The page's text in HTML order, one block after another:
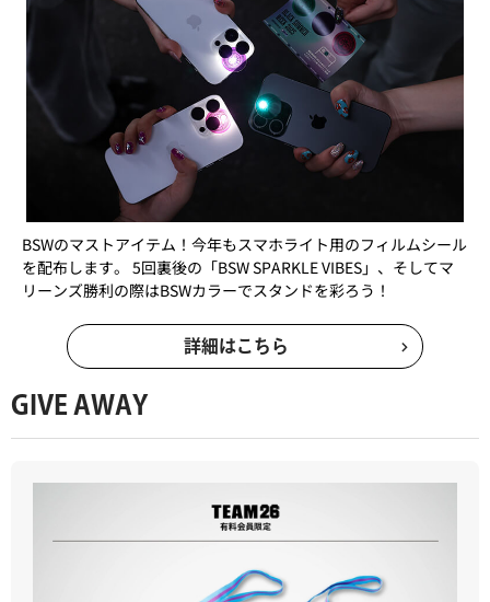
BSWのマストアイテム！今年もスマホライト用のフィルムシール
を配布します。 5回裏後の「BSW SPARKLE VIBES」、そしてマ
リーンズ勝利の際はBSWカラーでスタンドを彩ろう！
詳細はこちら
GIVE AWAY